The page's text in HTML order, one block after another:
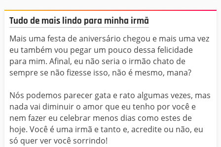
Tudo de mais lindo para minha irmã
Mais uma festa de aniversário chegou e mais uma vez
eu também vou pegar um pouco dessa felicidade
para mim. Afinal, eu não seria o irmão chato de
sempre se não fizesse isso, não é mesmo, mana?
Nós podemos parecer gata e rato algumas vezes, mas
nada vai diminuir o amor que eu tenho por você e
nem fazer eu celebrar menos dias como estes de
hoje. Você é uma irmã e tanto e, acredite ou não, eu
só quer ver você sorrindo!